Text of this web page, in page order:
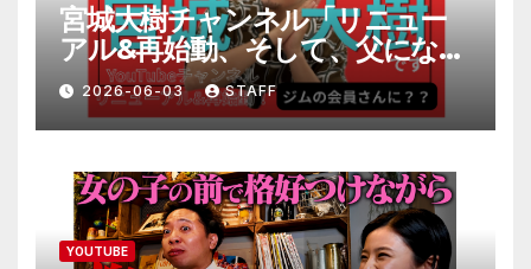
宮城大樹チャンネル「リニュー
アル&再始動、そして、父になり
ます。」
2026-06-03 STAFF
YOUTUBE